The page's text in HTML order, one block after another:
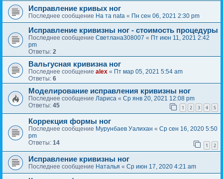
Исправление кривых ног
Последнее сообщение На та nata « Пн сен 06, 2021 2:30 pm
Исправление кривизны ног - стоимость процедуры
Последнее сообщение Светлана308007 « Пт июн 11, 2021 2:42
pm
Ответы: 2
Вальгусная кривизна ног
Последнее сообщение alex « Пт мар 05, 2021 5:54 am
Ответы: 6
Моделирование исправления кривизны ног
Последнее сообщение Лариса « Ср янв 20, 2021 12:08 pm
Ответы: 45 1 2 3 4 5
Коррекция формы ног
Последнее сообщение Мурунбаев Уалихан « Ср сен 16, 2020 5:50
pm
Ответы: 14 1 2
Исправление кривизны ног
Последнее сообщение Наталья « Ср июн 17, 2020 4:21 am